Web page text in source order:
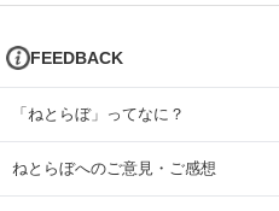
FEEDBACK
「ねとらぼ」ってなに？
ねとらぼへのご意見・ご感想